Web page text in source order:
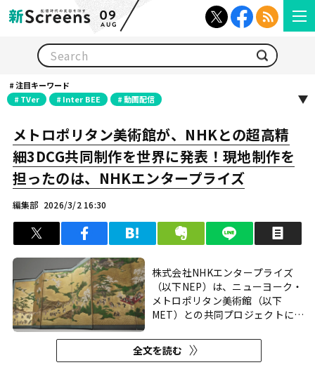
09
AUG
注目キーワード
TVer
Inter BEE 動画配信
メトロポリタン美術館が、NHKとの超高精
細3DCG共同制作を世界に発表！現地制作を
担ったのは、NHKエンタープライズ
編集部 2026/3/2 16:30
ツイート シェア はてブ クリップ LINEで送る
株式会社NHKエンタープライズ
（以下NEP）は、ニューヨーク・
メトロポリタン美術館（以下
MET）との共同プロジェクトにお
作に参加した。 日本時間の2月27
日、世界三大美術館のひとつと言
全文を読む